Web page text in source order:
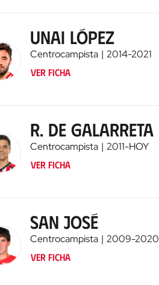
Unai López
Centrocampista 2014-2021
Ver ficha
R. de Galarreta
Centrocampista 2011-HOY
Ver ficha
San José
Centrocampista 2009-2020
Ver ficha